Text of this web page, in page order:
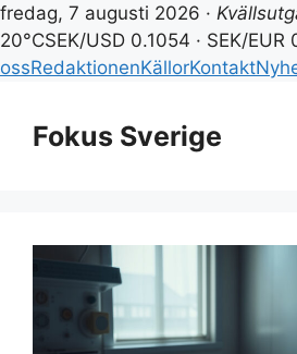
fredag, 7 augusti 2026 ·
20°CSEK/USD 0.1054 · SEK/EUR
ossRedaktionenKällorKontakt
innehållFokus Sverige